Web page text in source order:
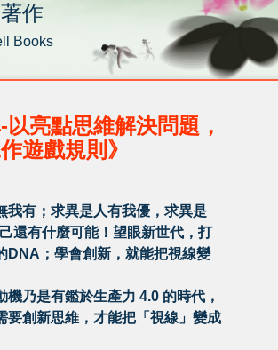
作
Books
-以亮點思維解決問題，
遊戲規則》
我有；求異是人有我優，求異是
還有什麼可能！望眼新世代，打
DNA；學會創新，就能把視線變
機乃是有鑑於生產力 4.0 的時代，
要創新思維，才能把「視線」變成